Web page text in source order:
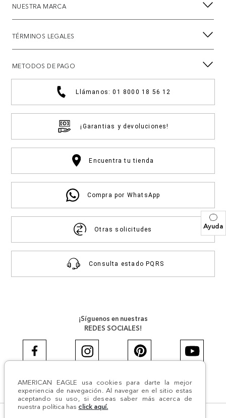
Ayuda
AMERICAN EAGLE usa cookies para darte la mejor
experiencia de navegación. Al navegar en el sitio estas
aceptando su uso, si deseas saber más acerca de
nuestra política has click aquí.
NUESTRA MARCA
TÉRMINOS LEGALES
METODOS DE PAGO
Llámanos: 01 8000 18 56 12
¡Garantias y devoluciones!
Encuentra tu tienda
Compra por WhatsApp
Otras solicitudes
Consulta estado PQRS
¡Síguenos en nuestras
REDES SOCIALES!
#AEJEANS #AerieREALCOL